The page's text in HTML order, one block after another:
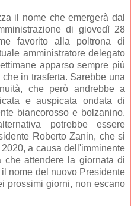
il nome che emergerà dal
di giovedì 28
favorito alla poltrona di
amministratore delegato
apparso sempre più
in trasferta. Sarebbe una
che però andrebbe a
e auspicata ondata di
biancorosso e bolzanino.
potrebbe essere
Roberto Zanin, che si
a causa dell'imminente
che attendere la giornata di
nome del nuovo Presidente
prossimi giorni, non escano